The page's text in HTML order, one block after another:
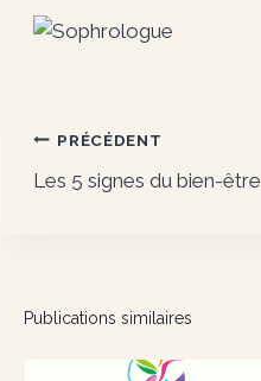
Navigation
de
PRÉCÉDENT
Les 5 signes du bien-être
Publications similaires